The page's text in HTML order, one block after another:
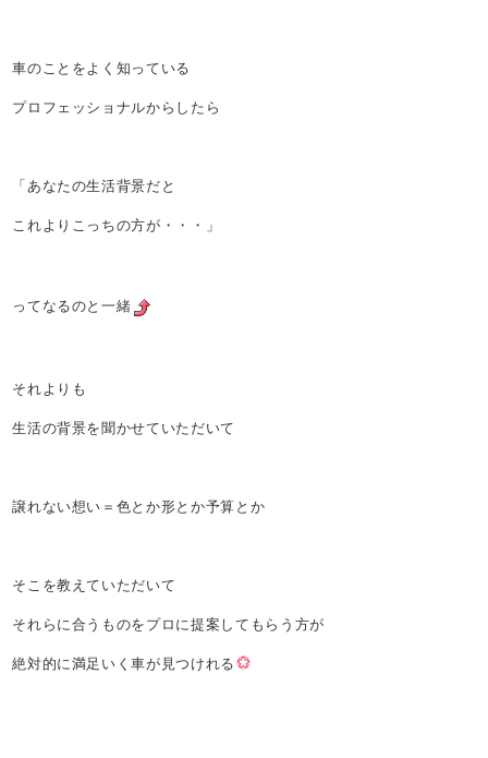
車のことをよく知っている
プロフェッショナルからしたら
「あなたの生活背景だと
これよりこっちの方が・・・」
ってなるのと一緒
それよりも
生活の背景を聞かせていただいて
譲れない想い＝色とか形とか予算とか
そこを教えていただいて
それらに合うものをプロに提案してもらう方が
絶対的に満足いく車が見つけれる